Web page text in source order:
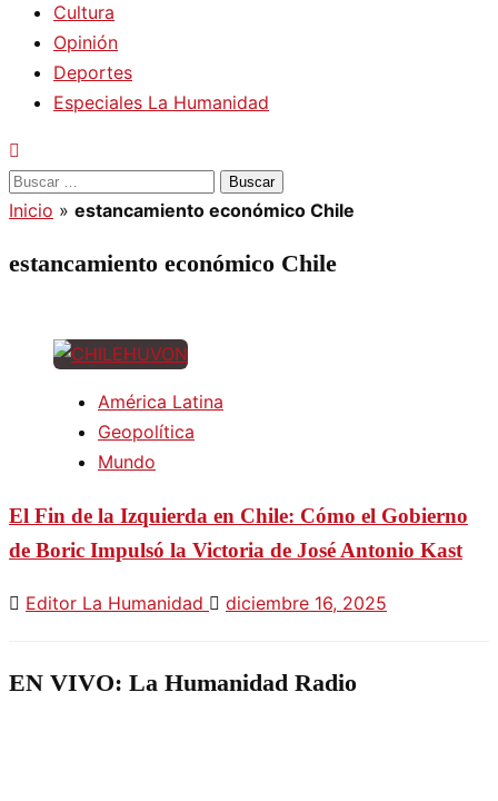
Cultura
Opinión
Deportes
Especiales La Humanidad
Inicio » estancamiento económico Chile
estancamiento económico Chile
América Latina
Geopolítica
Mundo
El Fin de la Izquierda en Chile: Cómo el Gobierno
de Boric Impulsó la Victoria de José Antonio Kast
Editor La Humanidad diciembre 16, 2025
EN VIVO: La Humanidad Radio